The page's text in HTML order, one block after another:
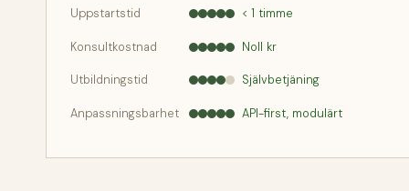
Uppstartstid < 1 timme
Konsultkostnad Noll kr
Utbildningstid Självbetjäning
Anpassningsbarhet API-first, modulärt